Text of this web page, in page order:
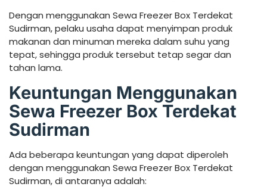
Dengan menggunakan Sewa Freezer Box Terdekat
Sudirman, pelaku usaha dapat menyimpan produk
makanan dan minuman mereka dalam suhu yang
tepat, sehingga produk tersebut tetap segar dan
tahan lama.
Keuntungan Menggunakan
Sewa Freezer Box Terdekat
Sudirman
Ada beberapa keuntungan yang dapat diperoleh
dengan menggunakan Sewa Freezer Box Terdekat
Sudirman, di antaranya adalah: